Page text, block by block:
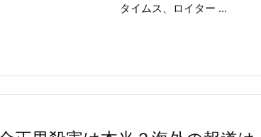
タイムス、ロイター ...